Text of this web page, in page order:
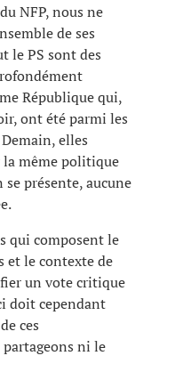
NFP, nous ne
de ses
le PS sont des
République qui,
ont été parmi les
elles
la même politique
se présente, aucune
qui composent le
et le contexte de
un vote critique
doit cependant
ces
ni le